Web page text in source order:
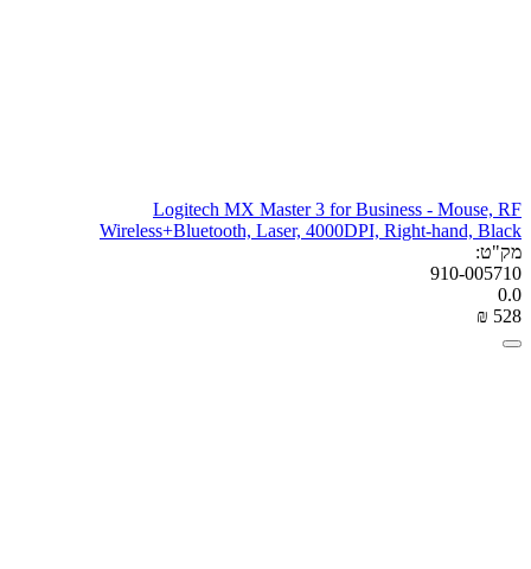
Logitech MX Master 3 for Business - Mouse, RF
Wireless+Bluetooth, Laser, 4000DPI, Right-hand, Black
מק"ט:
910-005710
0.0
₪ ‍528‍